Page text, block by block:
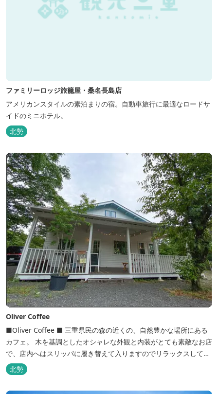
ファミリーロッジ旅籠屋・桑名長島店
アメリカンスタイルの素泊まりの宿。自動車旅行に最適なロードサ
イドのミニホテル。
北勢
Oliver Coffee
■Oliver Coffee ■ 三重県民の森の近くの、自然豊かな場所にある
カフェ。 木を基調としたオシャレな外観と内装がとても素敵なお店
で、店内へはスリッパに履き替えて入りますのでリラックスして食
事を楽しめます。 席は店内にテーブル席や円卓、外のテラス席など
があり、お子様連れでも入りやすく居心地がいいカフェです。 森の
静かな雰囲気の中で、ゆっくり過ごすことができます。
北勢